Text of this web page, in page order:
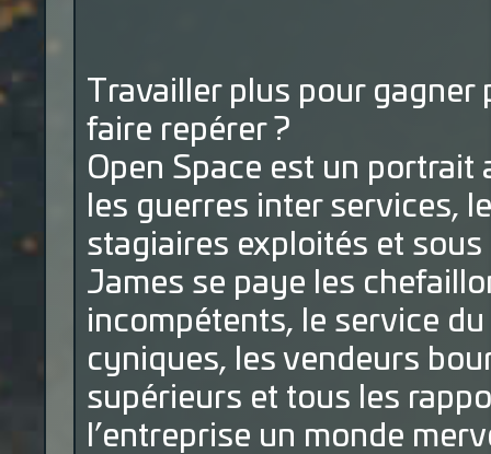
Travailler plus pour
faire repérer ?
Open Space est un portrait
les guerres inter services,
stagiaires exploités et
James se paye les
incompétents, le service
cyniques, les vendeurs
supérieurs et tous les
l’entreprise un monde